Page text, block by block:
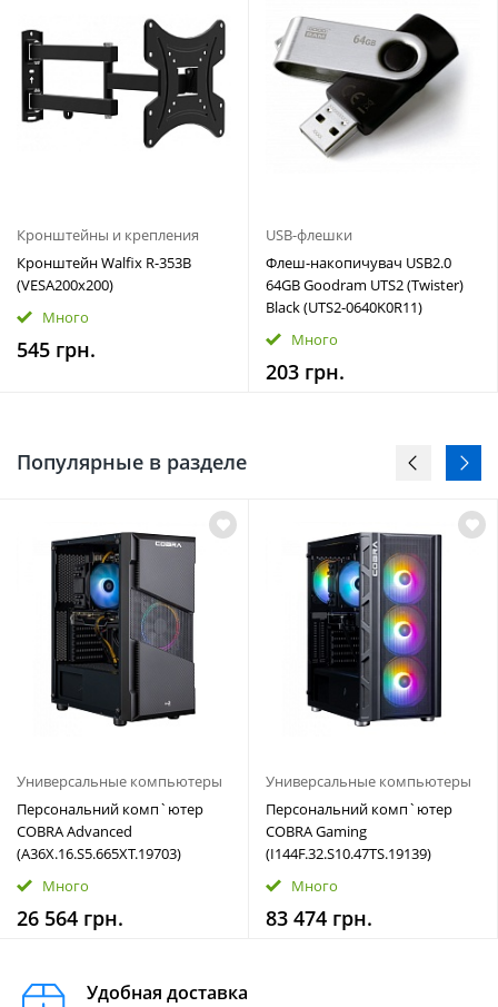
Кронштейны и крепления
Кронштейн Walfix R-353B
(VESA200х200)
Много
545 грн.
USB-флешки
Флеш-накопичувач USB2.0
64GB Goodram UTS2 (Twister)
Black (UTS2-0640K0R11)
Много
203 грн.
Популярные в разделе
Универсальные компьютеры
Персональний комп`ютер
COBRA Advanced
(A36X.16.S5.665XT.19703)
Много
26 564 грн.
Универсальные компьютеры
Персональний комп`ютер
COBRA Gaming
(I144F.32.S10.47TS.19139)
Много
83 474 грн.
Удобная доставка